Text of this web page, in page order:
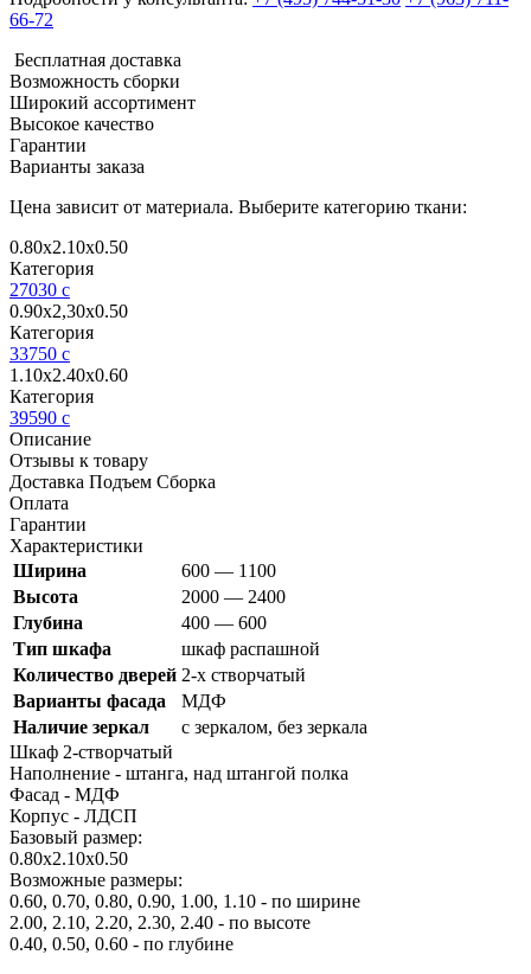
66-72
Бесплатная доставка
Возможность сборки
Широкий ассортимент
Высокое качество
Гарантии
Варианты заказа
Цена зависит от материала. Выберите категорию ткани:
0.80х2.10х0.50
Категория
27030 c
0.90х2,30х0.50
Категория
33750 c
1.10х2.40х0.60
Категория
39590 c
Описание
Отзывы к товару
Доставка Подъем Сборка
Оплата
Гарантии
Характеристики
Ширина
600 — 1100
Высота
2000 — 2400
Глубина
400 — 600
Тип шкафа
шкаф распашной
Количество дверей 2-х створчатый
Варианты фасада
МДФ
Наличие зеркал
с зеркалом, без зеркала
Шкаф 2-створчатый
Наполнение - штанга, над штангой полка
Фасад - МДФ
Корпус - ЛДСП
Базовый размер:
0.80х2.10х0.50
Возможные размеры:
0.60, 0.70, 0.80, 0.90, 1.00, 1.10 - по ширине
2.00, 2.10, 2.20, 2.30, 2.40 - по высоте
0.40, 0.50, 0.60 - по глубине